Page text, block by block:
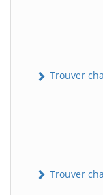
Trouver
Trouver